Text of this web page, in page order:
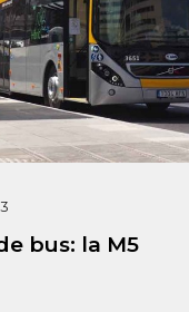
bus: la M5